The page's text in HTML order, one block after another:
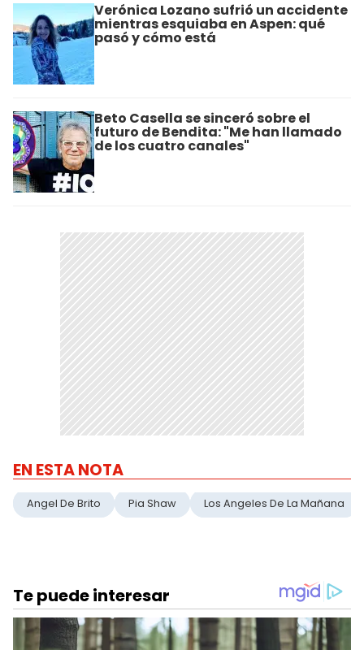
Verónica Lozano sufrió un accidente
mientras esquiaba en Aspen: qué
pasó y cómo está
Beto Casella se sinceró sobre el
futuro de Bendita: "Me han llamado
de los cuatro canales"
EN ESTA NOTA
Angel De Brito Pia Shaw Los Angeles De La Mañana